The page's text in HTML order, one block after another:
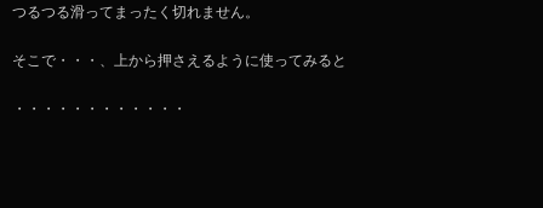
つるつる滑ってまったく切れません。
そこで・・・、上から押さえるように使ってみると
・・・・・・・・・・・・